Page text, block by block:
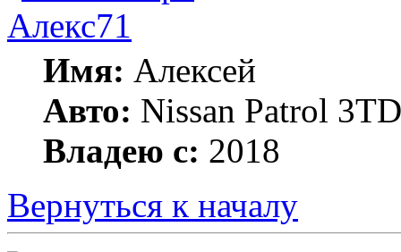
Алекс71
Имя: Алексей
Авто: Nissan Patrol
Владею с: 2018
Вернуться к началу